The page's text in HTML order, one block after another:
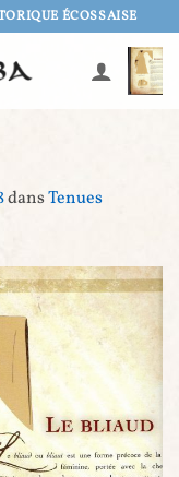
ÉCOSSAISE
dansTenues